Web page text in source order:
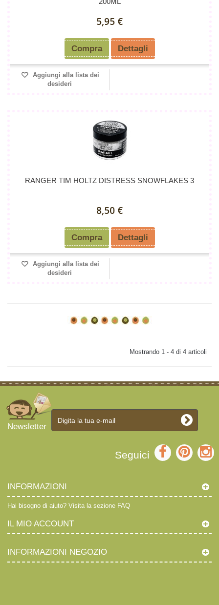
5,95 €
Compra Dettagli
Aggiungi alla lista dei
desideri
RANGER TIM HOLTZ DISTRESS SNOWFLAKES 3
8,50 €
Compra Dettagli
Aggiungi alla lista dei
desideri
Mostrando 1 - 4 di 4 articoli
Newsletter
Seguici
INFORMAZIONI
Hai bisogno di aiuto? Visita la sezione FAQ
IL MIO ACCOUNT
INFORMAZIONI NEGOZIO